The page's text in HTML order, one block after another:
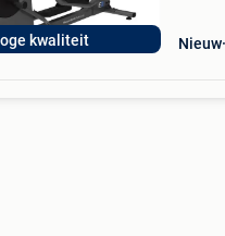
kwaliteit Nieuw